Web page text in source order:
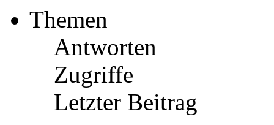
Themen
Antworten
Zugriffe
Letzter Beitrag